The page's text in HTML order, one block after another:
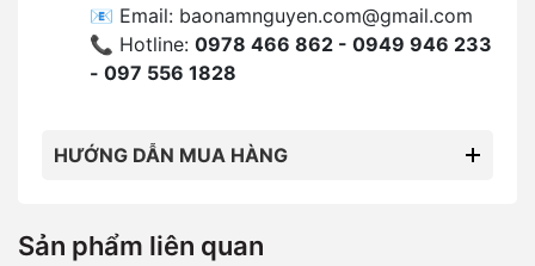
📧 Email: baonamnguyen.com@gmail.com
📞 Hotline: 0978 466 862 - 0949 946 233
- 097 556 1828
HƯỚNG DẪN MUA HÀNG
Sản phẩm liên quan